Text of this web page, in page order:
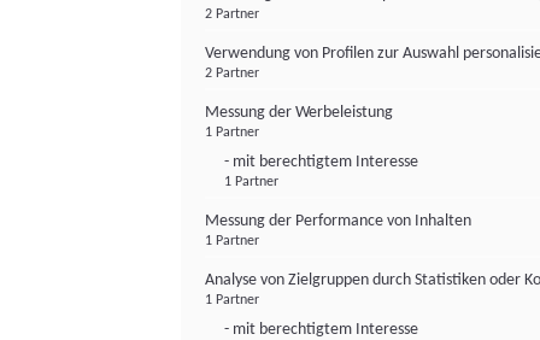
2 Partner
Verwendung von Profilen zur Auswahl
2 Partner
Messung der Werbeleistung
1 Partner
- mit berechtigtem Interesse
1 Partner
Messung der Performance von Inhalten
1 Partner
Analyse von Zielgruppen durch Statistiken oder
1 Partner
- mit berechtigtem Interesse